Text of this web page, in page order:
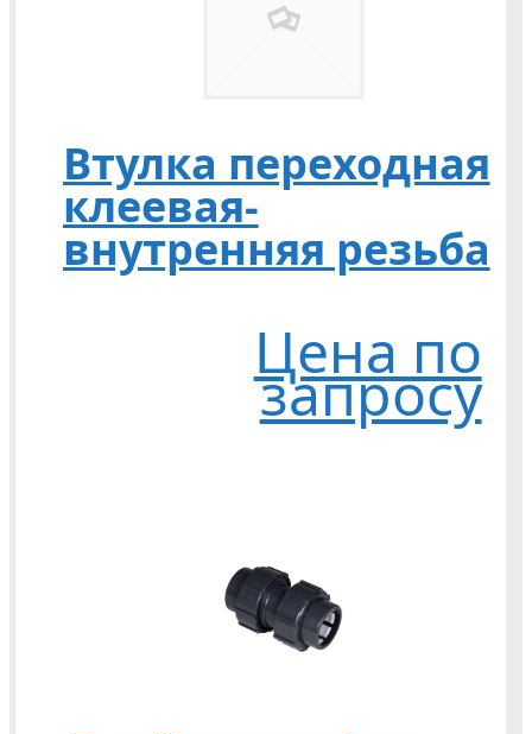
Втулка переходная
клеевая-
внутренняя резьба
Цена по
запросу